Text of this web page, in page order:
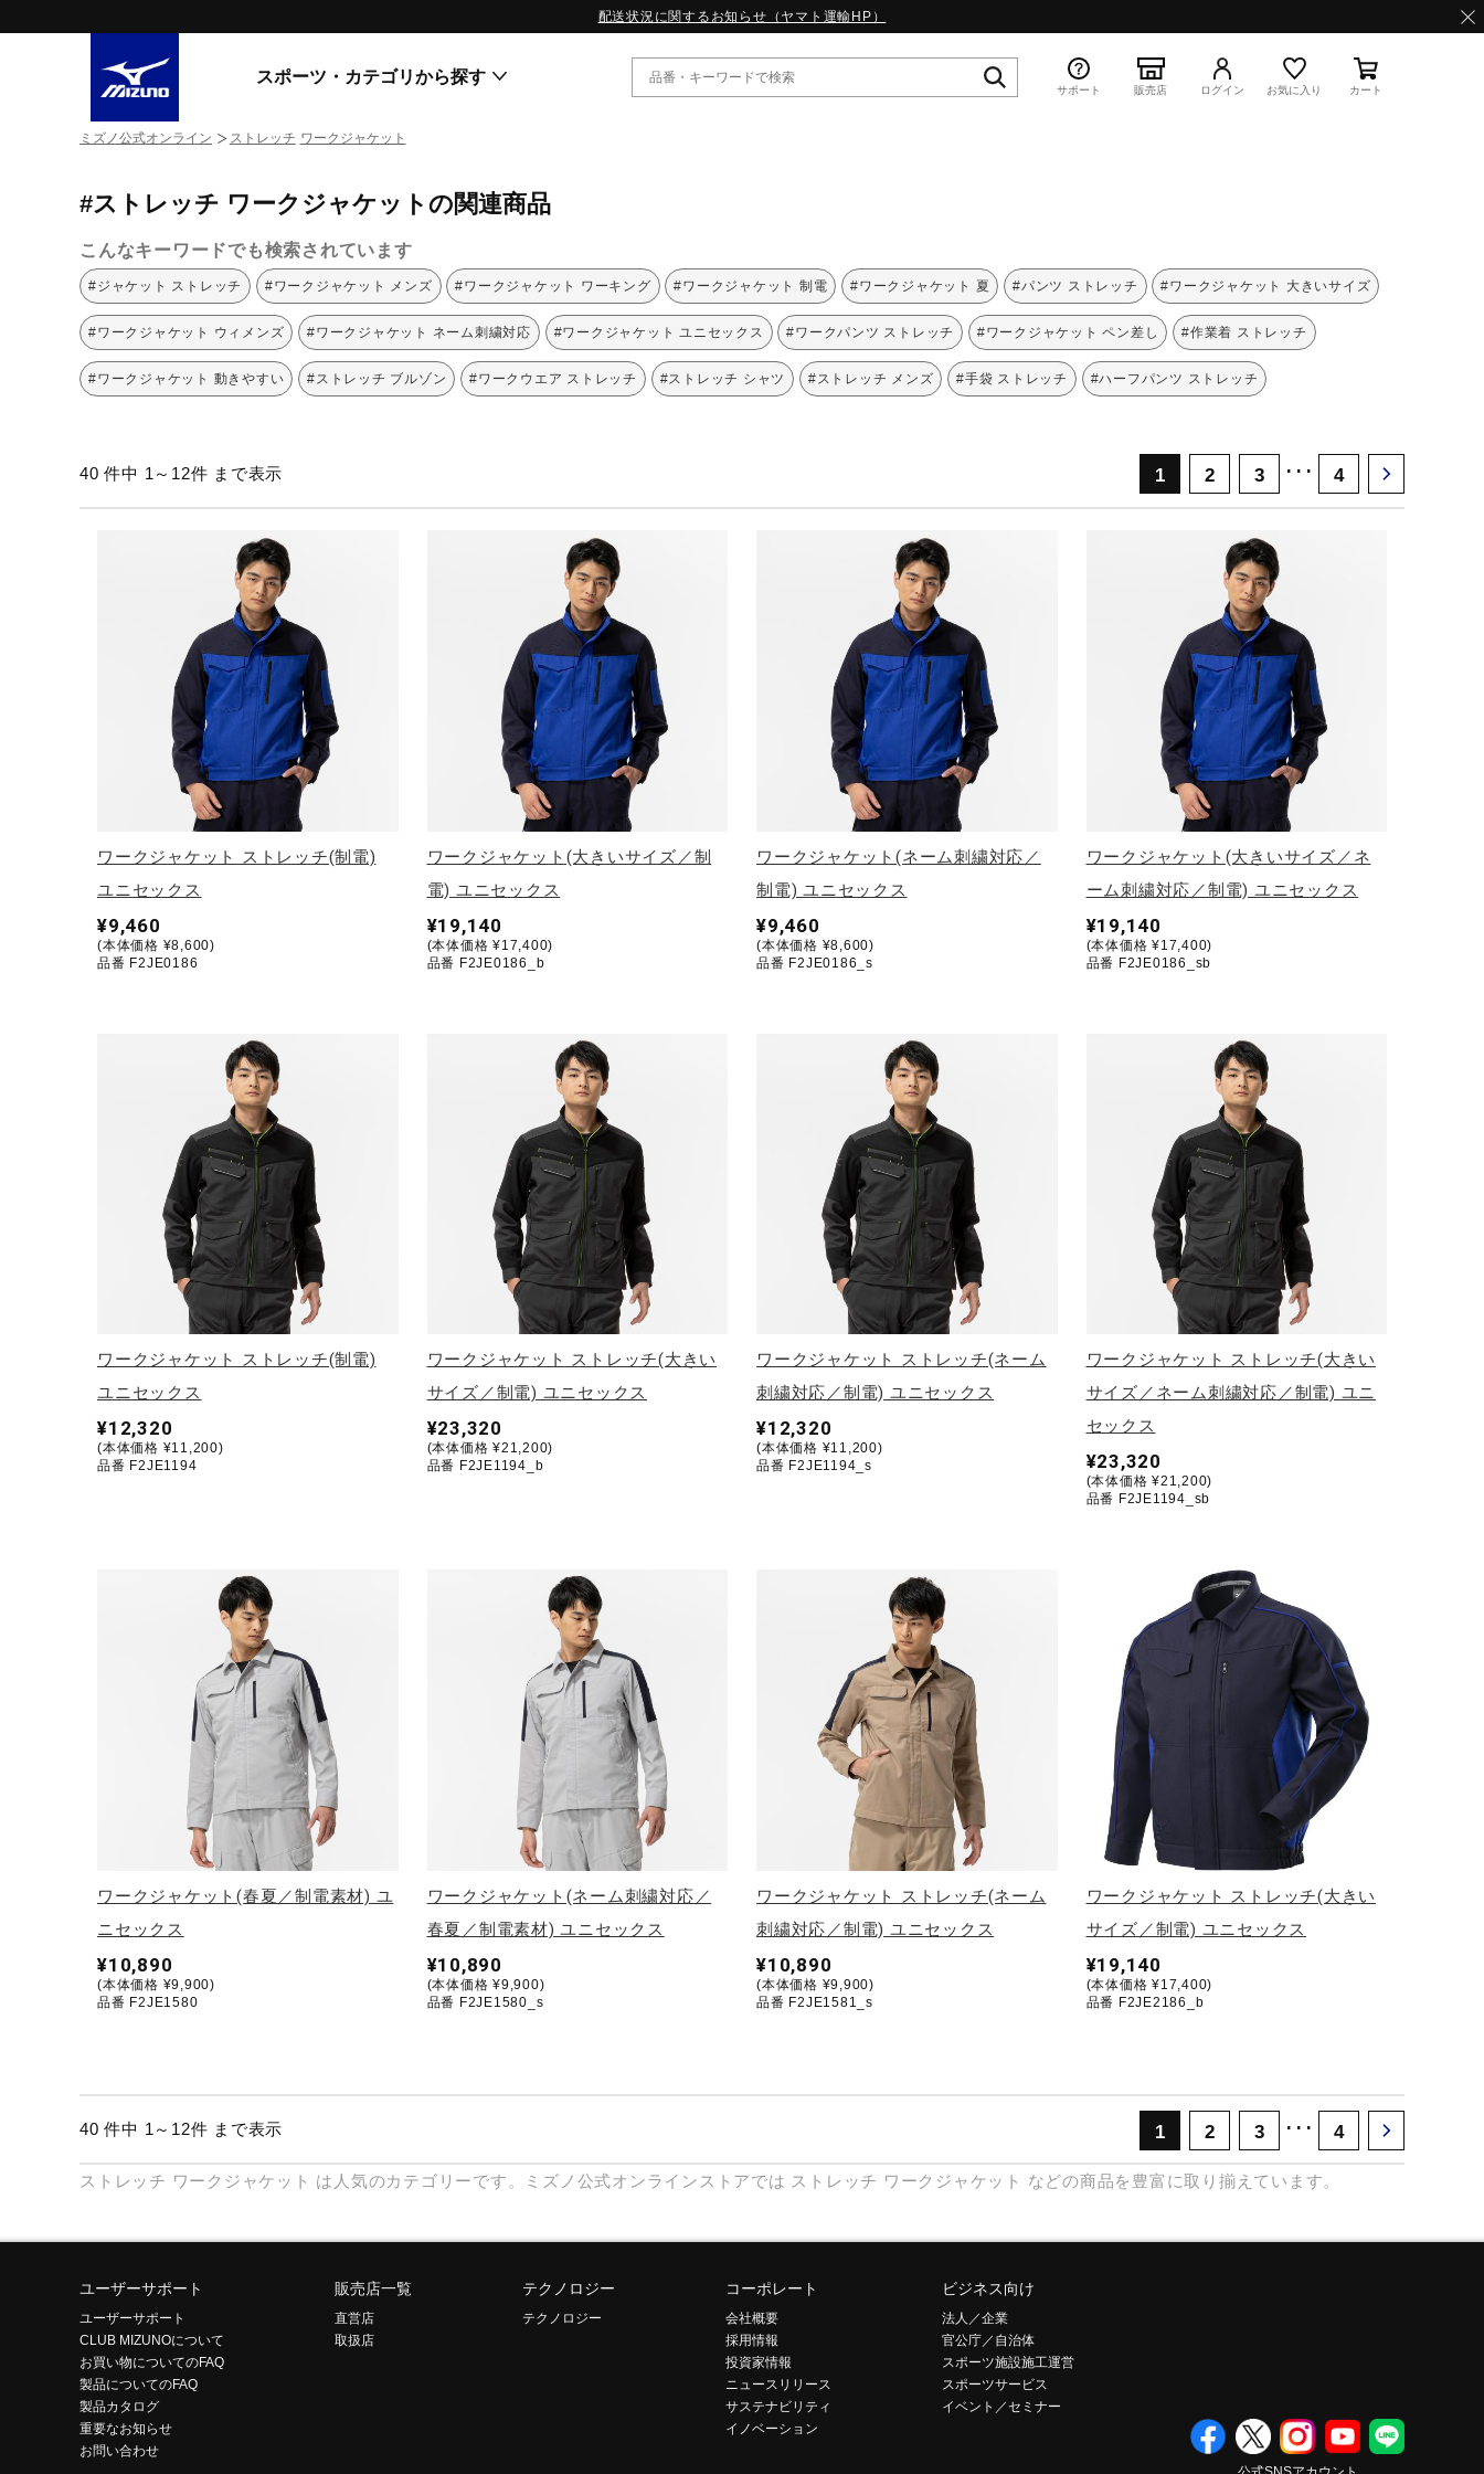
配送状況に関するお知らせ（ヤマト運輸HP）
スポーツ・カテゴリから探す
ライフスタイルウエア
ランニング
サッカー／フットサル
野球
バレーボール
ソフトボール
ウィンタースポーツ
インナー
寝具／ミズノスリープ
コラボ／ライセンス
WAVE PROPHECY
MORELIA LS
WAVE RIDER
MXR
ゴアテックス
コラボレーション
その他シリーズ
W.PROPHECY1｜特集
WP MAGIC MITA｜特集
WP STRAP｜特集
スペシャルカラーパック｜特集
WP STRAP 2｜特集
マーガレット・ハウエル｜特集
WAVE PROPHECY 13.2
サポート 販売店 ログイン お気に入り カート
ミズノ公式オンライン ストレッチ ワークジャケット
#ストレッチ ワークジャケットの関連商品
こんなキーワードでも検索されています
#ジャケット ストレッチ #ワークジャケット メンズ #ワークジャケット ワーキング #ワークジャケット 制電 #ワークジャケット 夏 #パンツ ストレッチ #ワークジャケット 大きいサイズ
#ワークジャケット ウィメンズ #ワークジャケット ネーム刺繍対応 #ワークジャケット ユニセックス #ワークパンツ ストレッチ #ワークジャケット ペン差し #作業着 ストレッチ
#ワークジャケット 動きやすい #ストレッチ ブルゾン #ワークウエア ストレッチ #ストレッチ シャツ #ストレッチ メンズ #手袋 ストレッチ #ハーフパンツ ストレッチ
40 件中 1～12件 まで表示 1 2 3 ･･･ 4
ワークジャケット ストレッチ(制電)
ユニセックス
¥9,460
(本体価格 ¥8,600)
品番 F2JE0186
ワークジャケット(大きいサイズ／制
電) ユニセックス
¥19,140
(本体価格 ¥17,400)
品番 F2JE0186_b
ワークジャケット(ネーム刺繍対応／
制電) ユニセックス
¥9,460
(本体価格 ¥8,600)
品番 F2JE0186_s
ワークジャケット(大きいサイズ／ネ
ーム刺繍対応／制電) ユニセックス
¥19,140
(本体価格 ¥17,400)
品番 F2JE0186_sb
ワークジャケット ストレッチ(制電)
ユニセックス
¥12,320
(本体価格 ¥11,200)
品番 F2JE1194
ワークジャケット ストレッチ(大きい
サイズ／制電) ユニセックス
¥23,320
(本体価格 ¥21,200)
品番 F2JE1194_b
ワークジャケット ストレッチ(ネーム
刺繍対応／制電) ユニセックス
¥12,320
(本体価格 ¥11,200)
品番 F2JE1194_s
ワークジャケット ストレッチ(大きい
サイズ／ネーム刺繍対応／制電) ユニ
セックス
¥23,320
(本体価格 ¥21,200)
品番 F2JE1194_sb
ワークジャケット(春夏／制電素材) ユ
ニセックス
¥10,890
(本体価格 ¥9,900)
品番 F2JE1580
ワークジャケット(ネーム刺繍対応／
春夏／制電素材) ユニセックス
¥10,890
(本体価格 ¥9,900)
品番 F2JE1580_s
ワークジャケット ストレッチ(ネーム
刺繍対応／制電) ユニセックス
¥10,890
(本体価格 ¥9,900)
品番 F2JE1581_s
ワークジャケット ストレッチ(大きい
サイズ／制電) ユニセックス
¥19,140
(本体価格 ¥17,400)
品番 F2JE2186_b
40 件中 1～12件 まで表示 1 2 3 ･･･ 4
ストレッチ ワークジャケット は人気のカテゴリーです。ミズノ公式オンラインストアでは ストレッチ ワークジャケット などの商品を豊富に取り揃えています。
ユーザーサポート
ユーザーサポート
CLUB MIZUNOについて
お買い物についてのFAQ
製品についてのFAQ
製品カタログ
重要なお知らせ
お問い合わせ
販売店一覧
直営店
取扱店
テクノロジー
テクノロジー
コーポレート
会社概要
採用情報
投資家情報
ニュースリリース
サステナビリティ
イノベーション
ビジネス向け
法人／企業
官公庁／自治体
スポーツ施設施工運営
スポーツサービス
イベント／セミナー